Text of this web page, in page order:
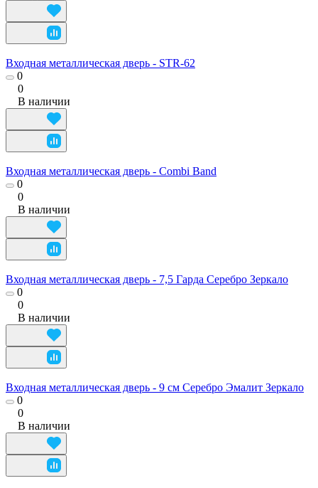
Входная металлическая дверь - STR-62
0
0
В наличии
Входная металлическая дверь - Combi Band
0
0
В наличии
Входная металлическая дверь - 7,5 Гарда Серебро Зеркало
0
0
В наличии
Входная металлическая дверь - 9 см Серебро Эмалит Зеркало
0
0
В наличии